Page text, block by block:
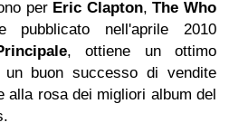
per Eric Clapton,The Who
nell'aprile 2010
, ottiene un ottimo
buon successo di vendite
alla rosa dei migliori album del